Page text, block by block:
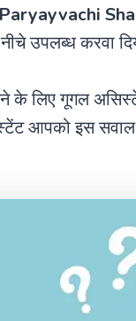
उपलब्ध करवा
के लिए गूगल
आपको इस